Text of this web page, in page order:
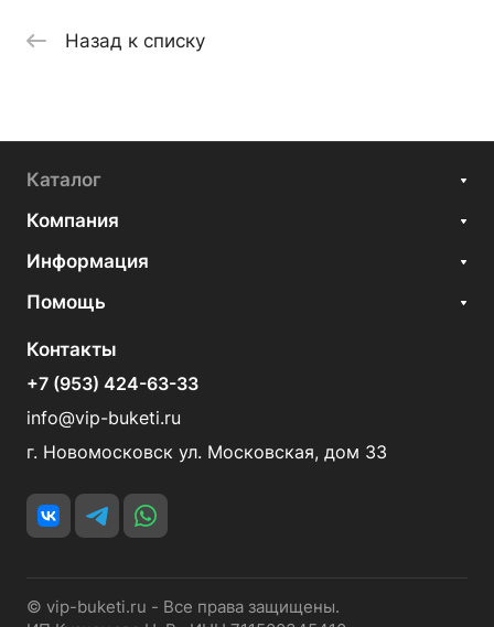
Назад к списку
Каталог
Компания
Информация
Помощь
Контакты
+7 (953) 424-63-33
info@vip-buketi.ru
г. Новомосковск ул. Московская, дом 33
© vip-buketi.ru - Все права защищены.